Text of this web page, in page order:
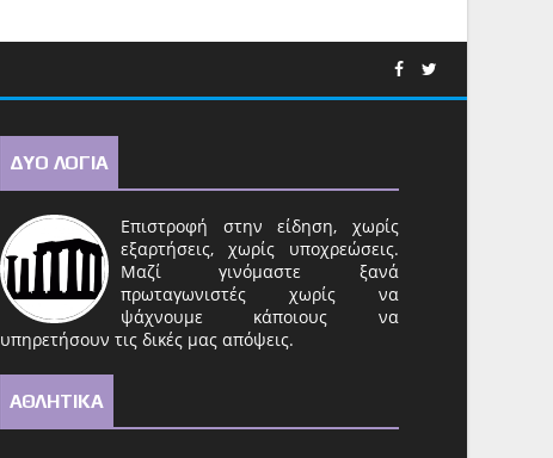
ΔΥΟ ΛΟΓΙΑ
Επιστροφή στην είδηση, χωρίς
εξαρτήσεις, χωρίς υποχρεώσεις.
Μαζί γινόμαστε ξανά
πρωταγωνιστές χωρίς να
ψάχνουμε κάποιους να
υπηρετήσουν τις δικές μας απόψεις.
ΑΘΛΗΤΙΚΑ